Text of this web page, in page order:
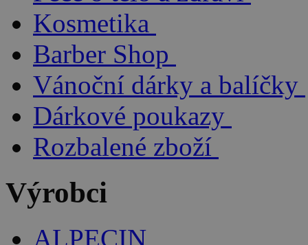
Kosmetika
Barber Shop
Vánoční dárky a balíčky
Dárkové poukazy
Rozbalené zboží
Výrobci
ALPECIN